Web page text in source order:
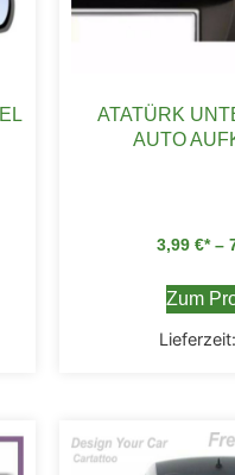
ATATÜRK
AUTO
3,99 € –
Zum